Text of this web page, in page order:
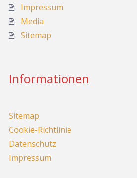
Impressum
Media
Sitemap
Informationen
Sitemap
Cookie-Richtlinie
Datenschutz
Impressum